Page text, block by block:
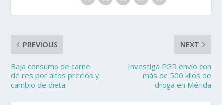
PREVIOUS
Baja consumo de carne
de res por altos precios y
cambio de dieta
NEXT
Investiga PGR envío con
más de 500 kilos de
droga en Mérida